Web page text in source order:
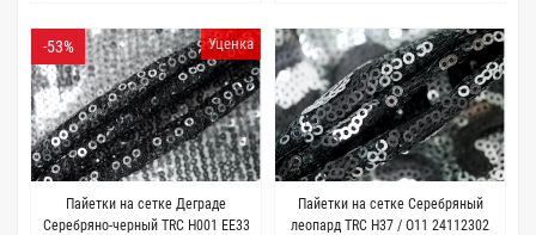
Уценка
-53%
Пайетки на сетке Деграде
Серебряно-черный TRC H001 EE33
Пайетки на сетке Серебряный
леопард TRC H37 / О11 24112302